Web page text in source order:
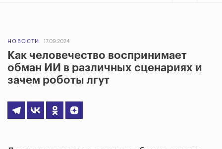
НОВОСТИ 17.09.2024
Как человечество воспринимает
обман ИИ в различных сценариях и
зачем роботы лгут